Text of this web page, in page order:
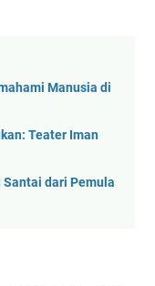
Manusia di
Teater Iman
dari Pemula